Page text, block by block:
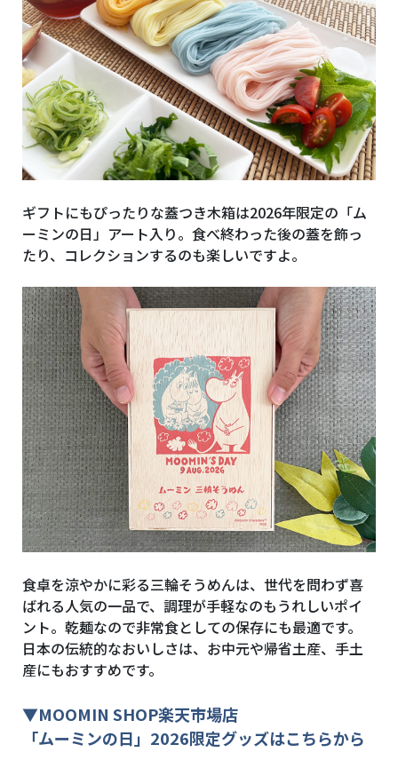
ギフトにもぴったりな蓋つき木箱は2026年限定の「ム
ーミンの日」アート入り。食べ終わった後の蓋を飾っ
たり、コレクションするのも楽しいですよ。
食卓を涼やかに彩る三輪そうめんは、世代を問わず喜
ばれる人気の一品で、調理が手軽なのもうれしいポイ
ント。乾麺なので非常食としての保存にも最適です。
日本の伝統的なおいしさは、お中元や帰省土産、手土
産にもおすすめです。
▼MOOMIN SHOP楽天市場店
「ムーミンの日」2026限定グッズはこちらから